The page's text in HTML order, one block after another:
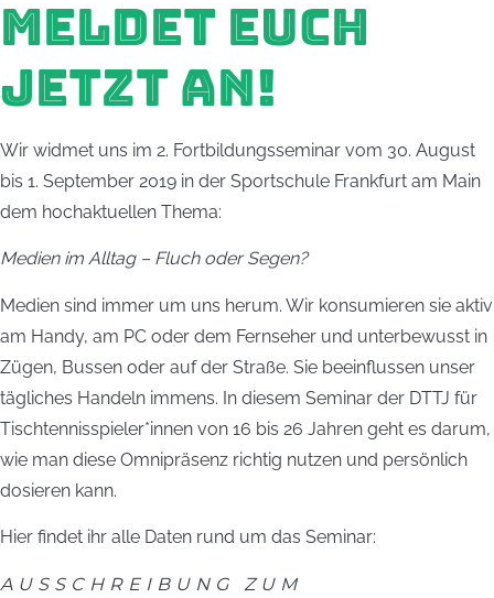
MELDET EUCH
JETZT AN!
Wir widmet uns im 2. Fort­bildungsseminar vom 30. August
bis 1. September 2019 in der Sportschule Frankfurt am Main
dem hochaktuellen Thema:
Medien im Alltag – Fluch oder Segen?
Medien sind immer um uns herum. Wir konsumieren sie aktiv
am Handy, am PC oder dem Fernseher und unterbewusst in
Zügen, Bussen oder auf der Straße. Sie beeinflussen unser
tägliches Handeln immens. In diesem Seminar der DTTJ für
Tischtennisspieler*innen von 16 bis 26 Jahren geht es darum,
wie man diese Omnipräsenz richtig nutzen und persönlich
dosieren kann.
Hier findet ihr alle Daten rund um das Seminar:
AUSSCHREIBUNG ZUM